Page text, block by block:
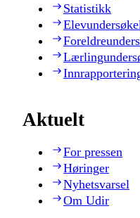
Statistikk
Aktuelt
For pressen
Høringer
Nyhetsvarsel
Om Udir